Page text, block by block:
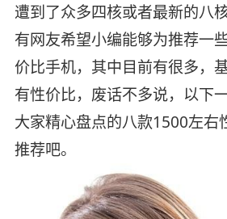
遭到了众多四核或者最新的八
有网友希望小编能够为推荐一
价比手机，其中目前有很多，
有性价比，废话不多说，以下
大家精心盘点的八款1500左右
推荐吧。